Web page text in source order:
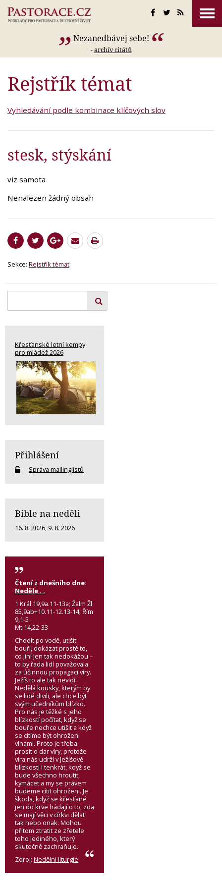
Nezanedbávej sebe!
-archív citátů
Rejstřík témat
Vyhledávání podle kombinace klíčových slov
stesk, stýskání
viz samota
Nenalezen žádný obsah
Sekce: Rejstřík témat
Křesťanské letní kempy
pro mládež 2026
Přihlášení
Správa mailinglistů
Bible na neděli
16. 8. 2026, 9. 8. 2026
Čtení z dnešního dne:
Neděle . .
1 Král 19,9a.11-13a; Žalm Žl
85,9ab+10.11-12.13-14; Řím
9,1-5
Mt 14,22-33
Chodit po vodě, utišit
bouři, dokázat prostě to,
co jiní jen tak nedokážou –
to by řada lidí považovala
za účinnou propagaci víry.
Ježíš to ale tak nevidí.
Nedělá kousky, kterým by
se lidé divili, ale chce být
svým učedníkům blízko.
Pro nás je těžké s jeho
blízkostí počítat, když se
bouře nechce utišit a když
se cítíme být ohroženi
vlnami. Proto je třeba
prosit o dar víry, protože
víra nás udrží v Ježíšově
blízkosti i tenkrát, když se
bude všechno hroutit,
kymácet a my se právem
budeme cítit ohroženi. Je
škoda, když se křesťané
jen do krve hádají o to, zda
se mají věci v církvi dělat
tak nebo onak. Mohou
přitom ztratit ze zřetele
toho jediného, který
skutečně zachraňuje.
Zdroj: Nedělní liturgie